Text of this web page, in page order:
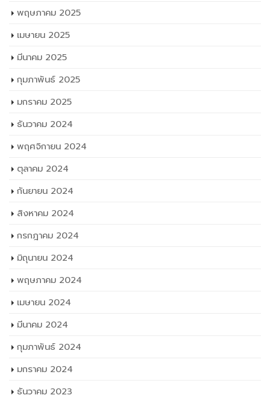
พฤษภาคม 2025
เมษายน 2025
มีนาคม 2025
กุมภาพันธ์ 2025
มกราคม 2025
ธันวาคม 2024
พฤศจิกายน 2024
ตุลาคม 2024
กันยายน 2024
สิงหาคม 2024
กรกฎาคม 2024
มิถุนายน 2024
พฤษภาคม 2024
เมษายน 2024
มีนาคม 2024
กุมภาพันธ์ 2024
มกราคม 2024
ธันวาคม 2023